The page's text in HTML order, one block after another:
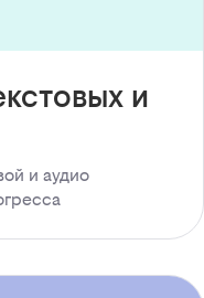
и
и аудио